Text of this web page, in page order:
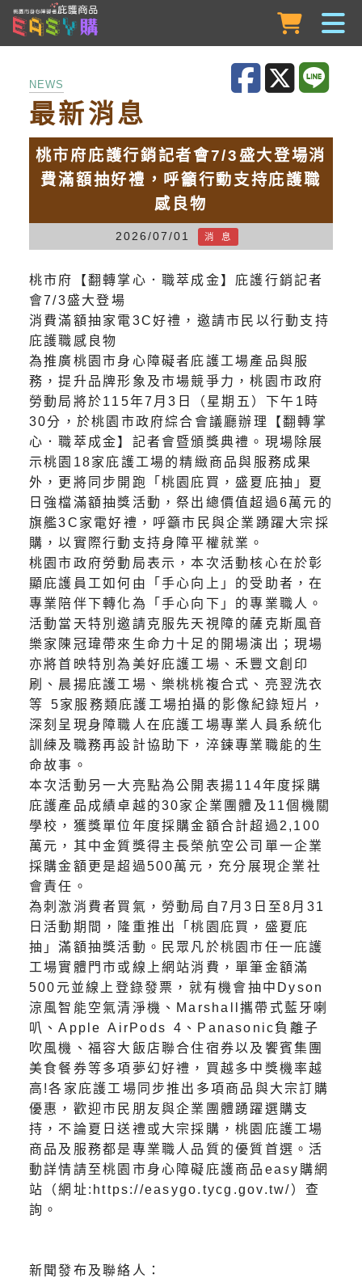
跳到主要內容
NEWS
最新消息
桃市府庇護行銷記者會7/3盛大登場消
費滿額抽好禮，呼籲行動支持庇護職
感良物
2026/07/01 消 息
桃市府【翻轉掌心．職萃成金】庇護行銷記者
會7/3盛大登場
消費滿額抽家電3C好禮，邀請市民以行動支持
庇護職感良物
為推廣桃園市身心障礙者庇護工場產品與服
務，提升品牌形象及市場競爭力，桃園市政府
勞動局將於115年7月3日（星期五）下午1時
30分，於桃園市政府綜合會議廳辦理【翻轉掌
心．職萃成金】記者會暨頒獎典禮。現場除展
示桃園18家庇護工場的精緻商品與服務成果
外，更將同步開跑「桃園庇買，盛夏庇抽」夏
日強檔滿額抽獎活動，祭出總價值超過6萬元的
旗艦3C家電好禮，呼籲市民與企業踴躍大宗採
購，以實際行動支持身障平權就業。
桃園市政府勞動局表示，本次活動核心在於彰
顯庇護員工如何由「手心向上」的受助者，在
專業陪伴下轉化為「手心向下」的專業職人。
活動當天特別邀請克服先天視障的薩克斯風音
樂家陳冠瑋帶來生命力十足的開場演出；現場
亦將首映特別為美好庇護工場、禾豐文創印
刷、晨揚庇護工場、樂桃桃複合式、亮翌洗衣
等 5家服務類庇護工場拍攝的影像紀錄短片，
深刻呈現身障職人在庇護工場專業人員系統化
訓練及職務再設計協助下，淬鍊專業職能的生
命故事。
本次活動另一大亮點為公開表揚114年度採購
庇護產品成績卓越的30家企業團體及11個機關
學校，獲獎單位年度採購金額合計超過2,100
萬元，其中金質獎得主長榮航空公司單一企業
採購金額更是超過500萬元，充分展現企業社
會責任。
為刺激消費者買氣，勞動局自7月3日至8月31
日活動期間，隆重推出「桃園庇買，盛夏庇
抽」滿額抽獎活動。民眾凡於桃園市任一庇護
工場實體門市或線上網站消費，單筆金額滿
500元並線上登錄發票，就有機會抽中Dyson
涼風智能空氣清淨機、Marshall攜帶式藍牙喇
叭、Apple AirPods 4、Panasonic負離子
吹風機、福容大飯店聯合住宿券以及饗賓集團
美食餐券等多項夢幻好禮，買越多中獎機率越
高!各家庇護工場同步推出多項商品與大宗訂購
優惠，歡迎市民朋友與企業團體踴躍選購支
持，不論夏日送禮或大宗採購，桃園庇護工場
商品及服務都是專業職人品質的優質首選。活
動詳情請至桃園市身心障礙庇護商品easy購網
站（網址:https://easygo.tycg.gov.tw/）查
詢。
新聞發布及聯絡人：